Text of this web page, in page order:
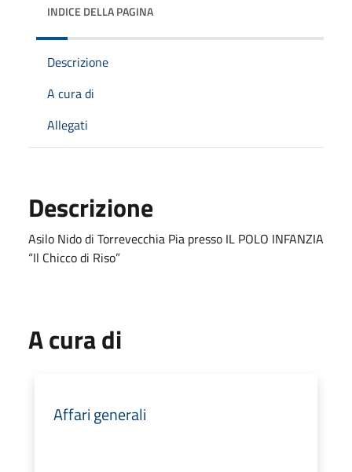
INDICE DELLA PAGINA
Descrizione
A cura di
Allegati
Descrizione
Asilo Nido di Torrevecchia Pia presso IL POLO INFANZIA
“Il Chicco di Riso”
A cura di
Affari generali